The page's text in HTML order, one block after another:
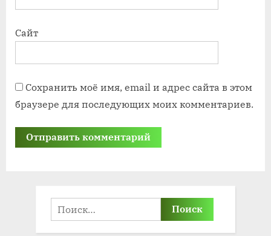
Сайт
Сохранить моё имя, email и адрес сайта в этом
браузере для последующих моих комментариев.
Найти: